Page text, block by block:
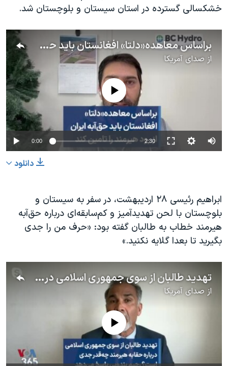
خشکسالی گسترده در استان سیستان و بلوچستان شد.
براساس معاهده«دلتا» افغانستان باید حق‌آبه ایران از رود هیرمند را تامین کند
از صدای آمریکا
No media source currently available
0:00 2:30
دانلود
ابراهیم رئیسی ۲۸ اردیبهشت، در سفر به سیستان و
بلوچستان با لحن تهدیدآمیز و کم‌سابقه‌ای درباره حق‌آبه
هیرمند خطاب به طالبان گفته بود: «حرف من را جدی
بگیرید تا بعدا گلایه نکنید.»
تهدید طالبان از سوی جمهوری اسلامی درباره حقابه هیرمند چه‌قدر جدی است؟ رحیم بندویی پاسخ می‌دهد
از صدای آمریکا
No media source currently available